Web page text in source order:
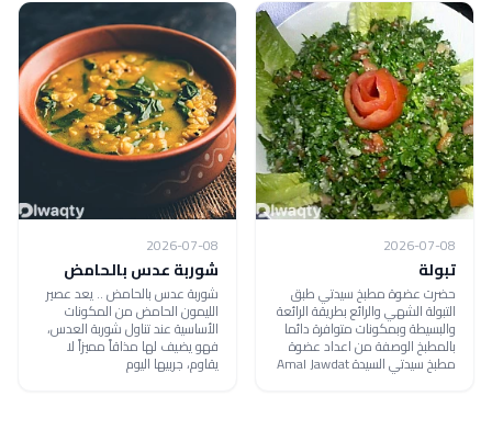
2026-07-08
تبولة
حضرت عضوة مطبخ سيدتي طبق
التبولة الشهي والرائع بطريقة الرائعة
والبسيطة وبمكونات متوافرة دائما
بالمطبخ الوصفة من اعداد عضوة
مطبخ سيدتي السيدة Amal Jawdat
2026-07-08
شوربة عدس بالحامض
شوربة عدس بالحامض .. يعد عصير
الليمون الحامض من المكونات
الأساسية عند تناول شوربة العدس،
فهو يضيف لها مذاقاً مميزاً لا
يقاوم، جربيها اليوم